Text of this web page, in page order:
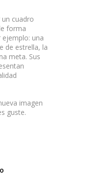
cuadro
forma
una
de estrella, la
meta. Sus
imagen
guste.